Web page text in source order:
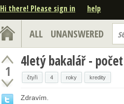
Hi there! Please sign in help
ALL UNANSWERED
1
4letý bakalář -
čtyři 4 roky kredity
Zdravím.